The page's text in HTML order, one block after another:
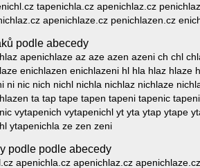
tapenichla.cz apenichlaz.cz
apenichlaze.cz penichlazen.cz
podle abecedy
apenichlaze az aze azen azeni ch chl
enichlazen enichlazeni hl hla hlaz hlaze
nic nich nichl nichla nichlaz nichlaze
ta tap tape tapen tapeni tapenic
vytapenich vytapenichl yt yta ytap ytape
ytapenichla ze zen zeni
podle podle abecedy
apenichla.cz apenichlaz.cz